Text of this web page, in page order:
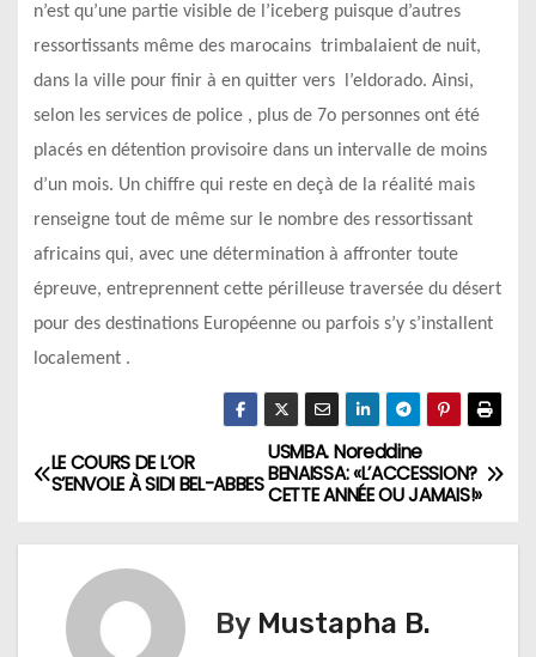
n’est qu’une partie visible de l’iceberg puisque d’autres
ressortissants même des marocains trimbalaient de nuit,
dans la ville pour finir à en quitter vers l’eldorado. Ainsi,
selon les services de police , plus de 7o personnes ont été
placés en détention provisoire dans un intervalle de moins
d’un mois. Un chiffre qui reste en deçà de la réalité mais
renseigne tout de même sur le nombre des ressortissant
africains qui, avec une détermination à affronter toute
épreuve, entreprennent cette périlleuse traversée du désert
pour des destinations Européenne ou parfois s’y s’installent
localement .
N
USMBA. Noreddine
BENAISSA: «L’ACCESSION?
CETTE ANNÉE OU JAMAIS!»
LE COURS DE L’OR
S’ENVOLE À SIDI BEL-ABBES
By Mustapha B.